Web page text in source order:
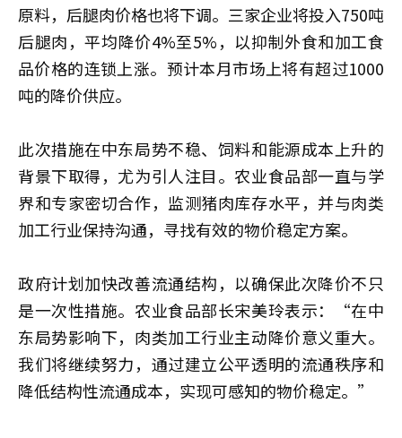
原料，后腿肉价格也将下调。三家企业将投入750吨
后腿肉，平均降价4%至5%，以抑制外食和加工食
品价格的连锁上涨。预计本月市场上将有超过1000
吨的降价供应。
此次措施在中东局势不稳、饲料和能源成本上升的
背景下取得，尤为引人注目。农业食品部一直与学
界和专家密切合作，监测猪肉库存水平，并与肉类
加工行业保持沟通，寻找有效的物价稳定方案。
政府计划加快改善流通结构，以确保此次降价不只
是一次性措施。农业食品部长宋美玲表示：“在中
东局势影响下，肉类加工行业主动降价意义重大。
我们将继续努力，通过建立公平透明的流通秩序和
降低结构性流通成本，实现可感知的物价稳定。”